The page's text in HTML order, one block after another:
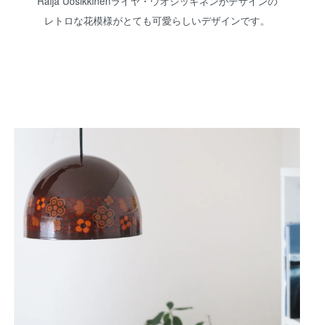
レトロな花模様がとても可愛らしいデザインです。